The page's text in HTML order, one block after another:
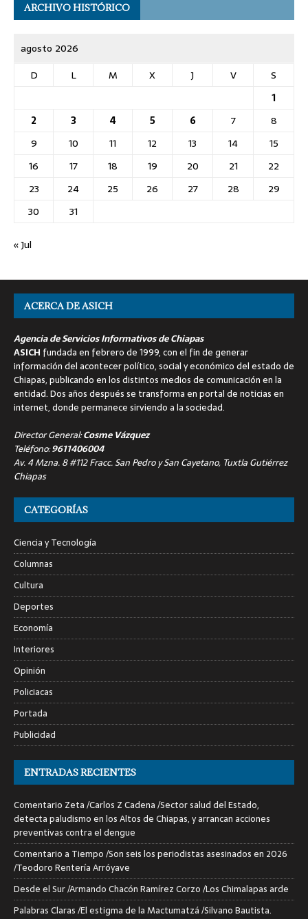
ARCHIVO HISTÓRICO
agosto 2026
D
L M X J V
S
1
2
3 4 5 6 7
8
9
10 11 12 13 14
15
16
17 18 19 20 21
22
23
24 25 26 27 28
29
30
31
« Jul
ACERCA DE ASICH
Agencia de Servicios Informativos de Chiapas
ASICH fundada en febrero de 1999, con el fin de generar
información del acontecer político, social y económico del estado de
Chiapas, publicando en los distintos medios de comunicación en la
entidad. Dos años después se transforma en portal de noticias en
internet, donde permanece sirviendo a la sociedad.
Director General:Cosme Vázquez
Teléfono:9611406004
Av. 4 Mzna. 8 #112 Fracc. San Pedro y San Cayetano, Tuxtla Gutiérrez
Chiapas
CATEGORÍAS
Ciencia y Tecnología
Columnas
Cultura
Deportes
Economía
Interiores
Opinión
Policiacas
Portada
Publicidad
ENTRADAS RECIENTES
Comentario Zeta /Carlos Z Cadena /Sector salud del Estado,
detecta paludismo en los Altos de Chiapas, y arrancan acciones
preventivas contra el dengue
Comentario a Tiempo /Son seis los periodistas asesinados en 2026
/Teodoro Rentería Arróyave
Desde el Sur /Armando Chacón Ramírez Corzo /Los Chimalapas arde
Palabras Claras /El estigma de la Mactumatzá /Silvano Bautista.